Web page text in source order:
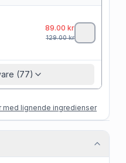
89.00 kr
129.00kr
(77)
lignende ingredienser